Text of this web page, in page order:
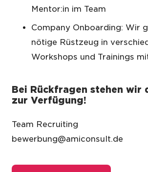
Mentor:in im Team
Company Onboarding: Wir
nötige Rüstzeug in
Workshops und Trainings
Bei Rückfragen stehen wir
zur Verfügung!
Team Recruiting
bewerbung@amiconsult.de